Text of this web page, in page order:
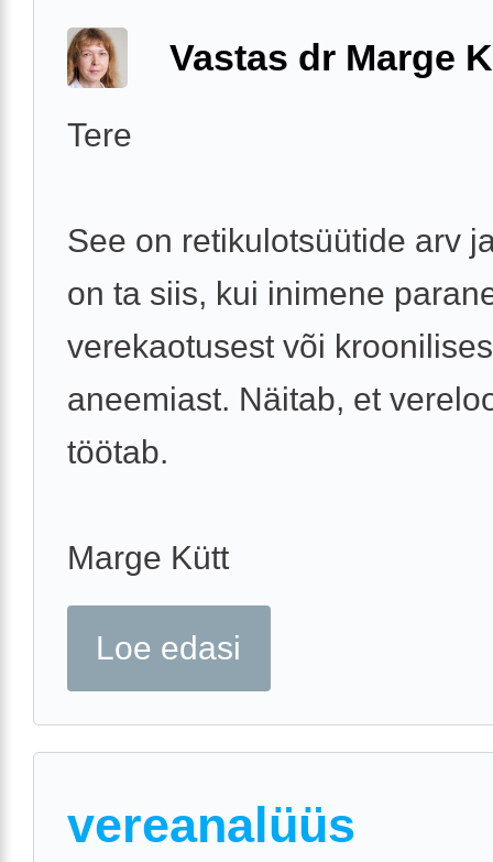
Vastas dr Marge
Tere
See on retikulotsüütide arv
on ta siis, kui inimene
verekaotusest või
aneemiast. Näitab, et
töötab.
Marge Kütt
Loe edasi
vereanalüüs